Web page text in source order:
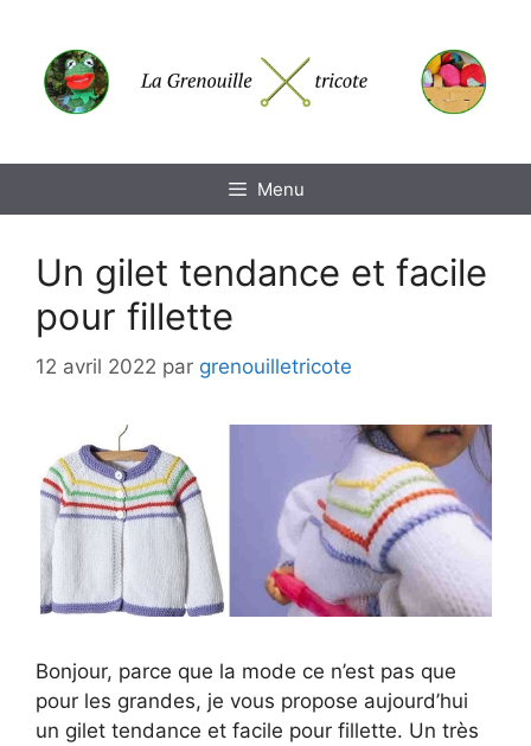
contenu
Menu
Un gilet tendance et facile
pour fillette
12 avril 2022 par grenouilletricote
Bonjour, parce que la mode ce n’est pas que
pour les grandes, je vous propose aujourd’hui
un gilet tendance et facile pour fillette. Un très